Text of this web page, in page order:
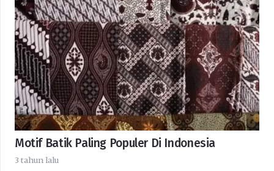
Motif Batik Paling Populer Di Indonesia
3 tahun lalu